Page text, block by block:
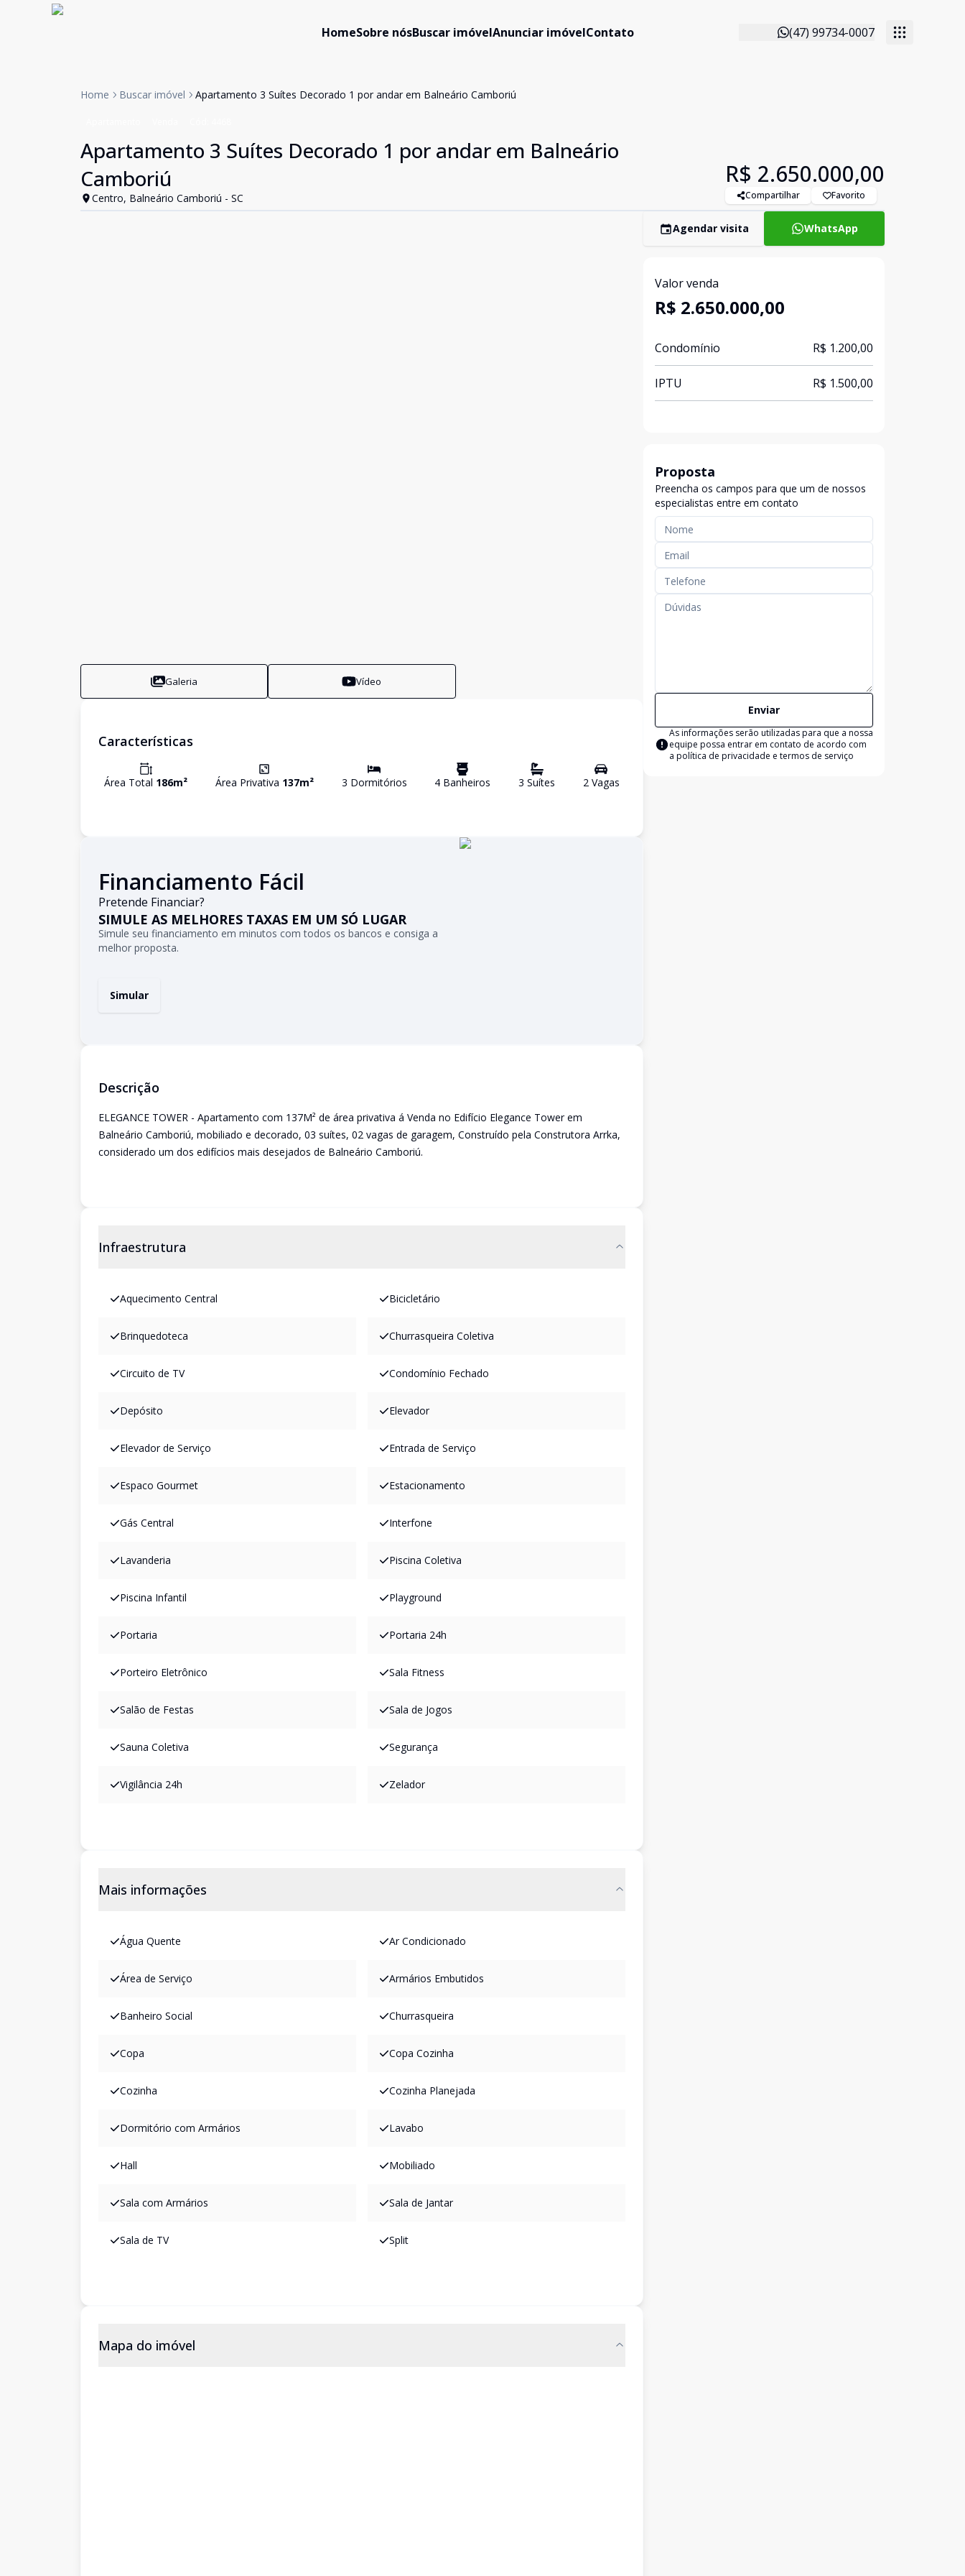
HomeSobre nósBuscar imóvelAnunciar imóvelContato (47) 99734-0007
Home Buscar imóvel Apartamento 3 Suítes Decorado 1 por andar em Balneário Camboriú
Apartamento 3 Suítes Decorado 1 por andar em Balneário
Camboriú
Centro, Balneário Camboriú - SC
R$ 2.650.000,00
Compartilhar Favorito
Galeria Vídeo
Características
Área Total 186m² Área Privativa 137m² 3 Dormitórios 4 Banheiros 3 Suítes 2Vagas
Financiamento Fácil
Pretende Financiar?
SIMULE AS MELHORES TAXAS EM UM SÓ LUGAR
Simule seu financiamento em minutos com todos os bancos e consiga a
melhor proposta.
Simular
Descrição
ELEGANCE TOWER - Apartamento com 137M² de área privativa á Venda no Edifício Elegance Tower em
Balneário Camboriú, mobiliado e decorado, 03 suítes, 02 vagas de garagem, Construído pela Construtora Arrka,
considerado um dos edifícios mais desejados de Balneário Camboriú.
Infraestrutura
Aquecimento Central Bicicletário
Brinquedoteca Churrasqueira Coletiva
Circuito de TV Condomínio Fechado
Depósito Elevador
Elevador de Serviço Entrada de Serviço
Espaco Gourmet Estacionamento
Gás Central Interfone
Lavanderia Piscina Coletiva
Piscina Infantil Playground
Portaria Portaria 24h
Porteiro Eletrônico Sala Fitness
Salão de Festas Sala de Jogos
Sauna Coletiva Segurança
Vigilância 24h Zelador
Mais informações
Água Quente Ar Condicionado
Área de Serviço Armários Embutidos
Banheiro Social Churrasqueira
Copa Copa Cozinha
Cozinha Cozinha Planejada
Dormitório com Armários Lavabo
Hall Mobiliado
Sala com Armários Sala de Jantar
Sala de TV Split
Mapa do imóvel
Agendar visita WhatsApp
Valor venda
R$ 2.650.000,00
Condomínio R$ 1.200,00
IPTU R$ 1.500,00
Proposta
Preencha os campos para que um de nossos
especialistas entre em contato
Enviar
As informações serão utilizadas para que a nossa
equipe possa entrar em contato de acordo com
a política de privacidade e termos de serviço